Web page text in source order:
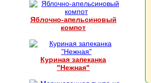
Яблочно-апельсиновый
компот
Куриная запеканка
"Нежная"